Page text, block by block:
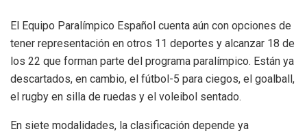
El Equipo Paralímpico Español cuenta aún con opciones de
tener representación en otros 11 deportes y alcanzar 18 de
los 22 que forman parte del programa paralímpico. Están ya
descartados, en cambio, el fútbol-5 para ciegos, el goalball,
el rugby en silla de ruedas y el voleibol sentado.
En siete modalidades, la clasificación depende ya